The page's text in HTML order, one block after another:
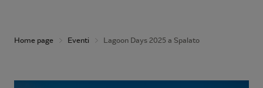
Home page Eventi Lagoon Days 2025 a Spalato